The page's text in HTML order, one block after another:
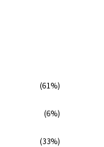
(61%)
(6%)
(33%)